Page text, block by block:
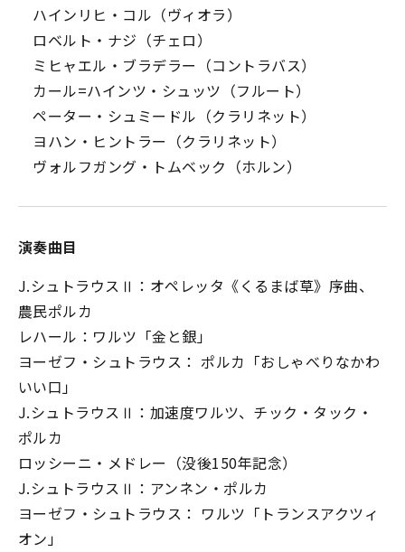
ハインリヒ・コル（ヴィオラ）
ロベルト・ナジ（チェロ）
ミヒャエル・ブラデラー（コントラバス）
カール=ハインツ・シュッツ（フルート）
ペーター・シュミードル（クラリネット）
ヨハン・ヒントラー（クラリネット）
ヴォルフガング・トムベック（ホルン）
演奏曲目
J.シュトラウスⅡ：オペレッタ《くるまば草》序曲、
農民ポルカ
レハール：ワルツ「金と銀」
ヨーゼフ・シュトラウス： ポルカ「おしゃべりなかわ
いい口」
J.シュトラウスⅡ：加速度ワルツ、チック・タック・
ポルカ
ロッシーニ・メドレー（没後150年記念）
J.シュトラウスⅡ：アンネン・ポルカ
ヨーゼフ・シュトラウス： ワルツ「トランスアクツィ
オン」